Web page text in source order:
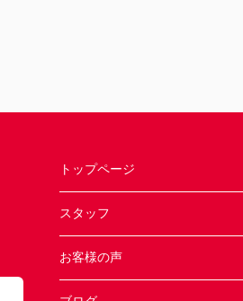
トップページ
スタッフ
お客様の声